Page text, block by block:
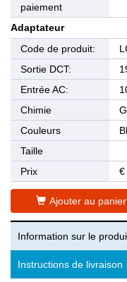
paiement
Adaptateur
Code de produit:
Sortie DCT:
Entrée AC:
Chimie
Couleurs
Taille
Prix
€
Ajouter au panier
Information sur le
Instructions de livraison